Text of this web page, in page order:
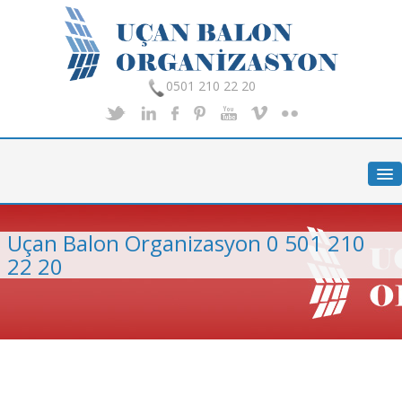
0501 210 22 20
Hakkımızda
Hizmetlerimiz
Organizasyon
Uçan Balon Organizasyon 0 501 210
22 20